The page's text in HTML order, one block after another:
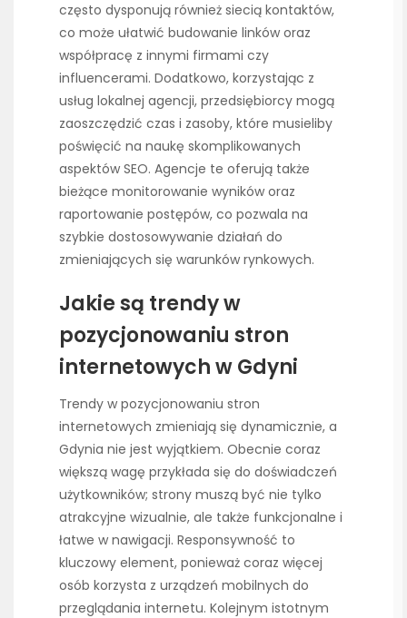
często dysponują również siecią kontaktów,
co może ułatwić budowanie linków oraz
współpracę z innymi firmami czy
influencerami. Dodatkowo, korzystając z
usług lokalnej agencji, przedsiębiorcy mogą
zaoszczędzić czas i zasoby, które musieliby
poświęcić na naukę skomplikowanych
aspektów SEO. Agencje te oferują także
bieżące monitorowanie wyników oraz
raportowanie postępów, co pozwala na
szybkie dostosowywanie działań do
zmieniających się warunków rynkowych.
Jakie są trendy w
pozycjonowaniu stron
internetowych w Gdyni
Trendy w pozycjonowaniu stron
internetowych zmieniają się dynamicznie, a
Gdynia nie jest wyjątkiem. Obecnie coraz
większą wagę przykłada się do doświadczeń
użytkowników; strony muszą być nie tylko
atrakcyjne wizualnie, ale także funkcjonalne i
łatwe w nawigacji. Responsywność to
kluczowy element, ponieważ coraz więcej
osób korzysta z urządzeń mobilnych do
przeglądania internetu. Kolejnym istotnym